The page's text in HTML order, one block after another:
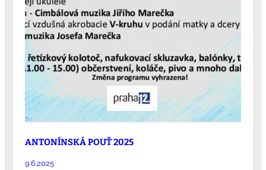
ANTONÍNSKÁ POUŤ 2025
9.6.2025